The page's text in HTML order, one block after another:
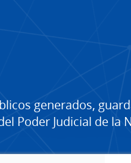
generados,
Poder Judicial de la